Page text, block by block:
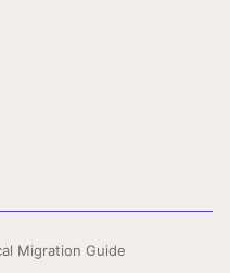
Migration Guide